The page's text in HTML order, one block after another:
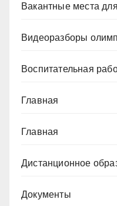
Вакантные места
Видеоразборы
Воспитательная
Главная
Главная
Дистанционное
Документы